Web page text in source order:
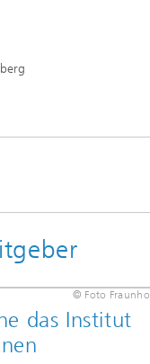
© Foto
das Institut